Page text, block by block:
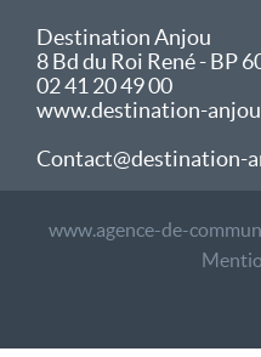
Destination Anjou
8 Bd du Roi René - BP
02 41 20 49 00
www.destination-
Contact@destination-
www.agence-de-